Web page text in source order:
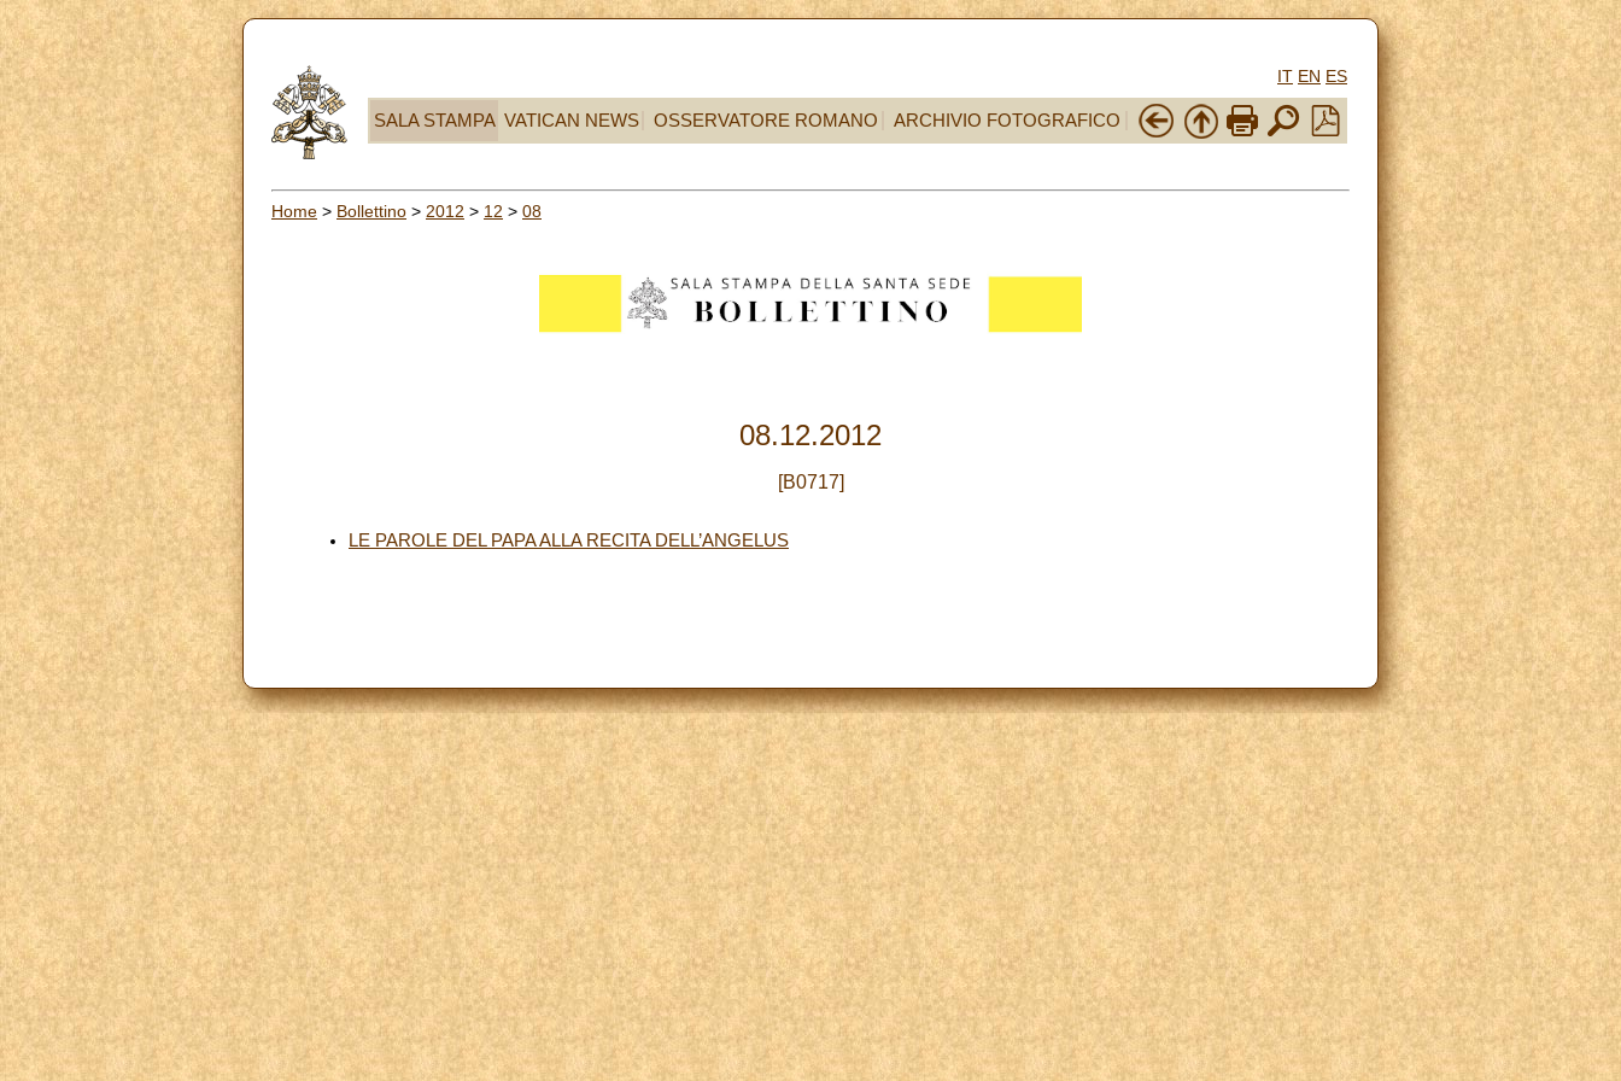
IT EN ES
SALA STAMPA VATICAN NEWS OSSERVATORE ROMANO ARCHIVIO FOTOGRAFICO
Home > Bollettino > 2012 > 12 > 08
08.12.2012
[B0717]
LE PAROLE DEL PAPA ALLA RECITA DELL’ANGELUS